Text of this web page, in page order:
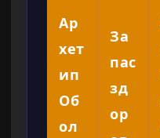
Ар
хет
ип
Об
ол
За
пас
зд
ор